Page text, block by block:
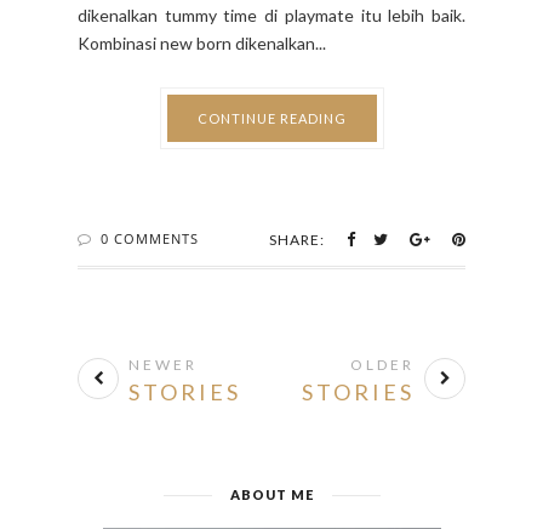
dikenalkan tummy time di playmate itu lebih baik.
Kombinasi new born dikenalkan...
CONTINUE READING
0 COMMENTS SHARE:
NEWER
STORIES
OLDER
STORIES
ABOUT ME